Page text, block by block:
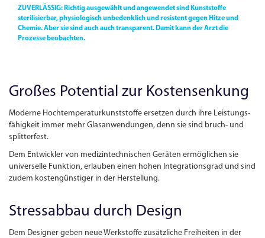
ZUVERLÄSSIG: Richtig ausgewählt und angewendet sind Kunststoffe
sterilisierbar, physiologisch unbedenklich und resistent gegen Hitze und
Chemie. Aber sie sind auch auch transparent. Damit kann der Arzt die
Prozesse beobachten.
Großes Potential zur Kostensenkung
Moderne Hochtemperaturkunststoffe ersetzen durch ihre Leistungs­
fähigkeit immer mehr Glasanwendungen, denn sie sind bruch- und
splitterfest.
Dem Entwickler von medizintechnischen Geräten ermöglichen sie
universelle Funktion, erlauben einen hohen Integrationsgrad und sind
zudem kostengünstiger in der Herstellung.
Stressabbau durch Design
Dem Designer geben neue Werkstoffe zusätzliche Freiheiten in der